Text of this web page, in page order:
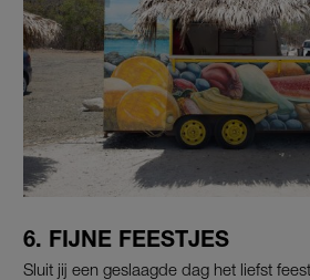
6. FIJNE FEESTJES
Sluit jij een geslaagde dag het liefst